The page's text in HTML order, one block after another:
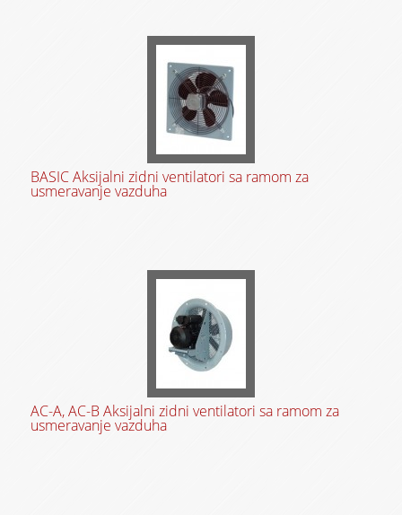
BASIC Aksijalni zidni ventilatori sa ramom za
usmeravanje vazduha
AC-A, AC-B Aksijalni zidni ventilatori sa ramom za
usmeravanje vazduha